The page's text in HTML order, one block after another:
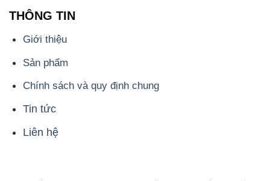
THÔNG TIN
Giới thiệu
Sản phẩm
Chính sách và quy định chung
Tin tức
Liên hệ